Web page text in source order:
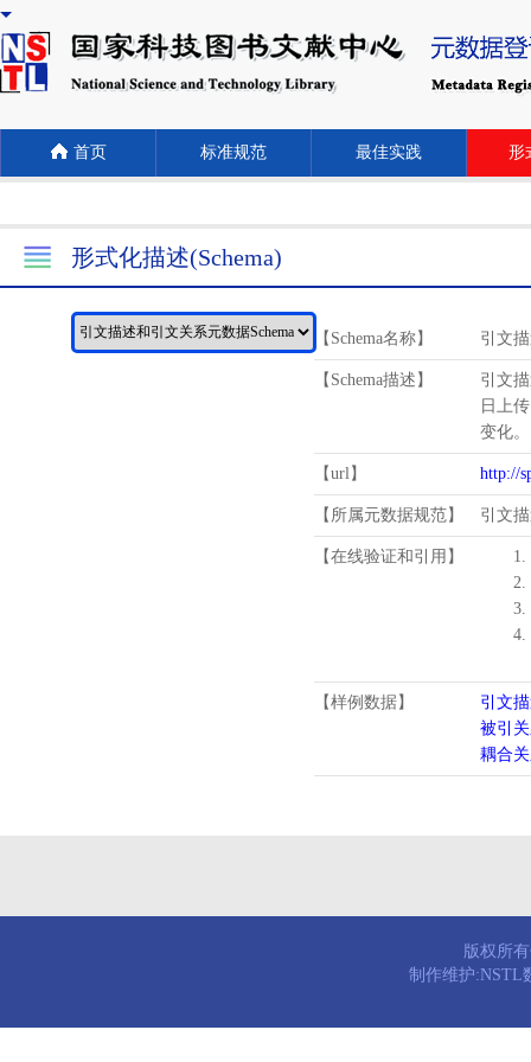
首页 标准规范 最佳实践 形
形式化描述(Schema)
【Schema名称】 引文
【Schema描述】
引文
日上
变化。
【url】 http://
【所属元数据规范】 引文
【在线验证和引用】
1.
2.
3.
4.
【样例数据】
引文
被引
耦合
版权所
制作维护:NSTL